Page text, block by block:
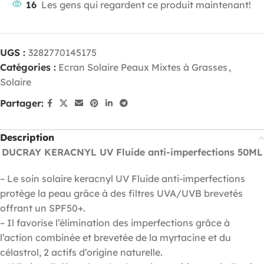
16 Les gens qui regardent ce produit maintenant!
UGS : 3282770145175
Catégories : Ecran Solaire Peaux Mixtes à Grasses ,
Solaire
Partager:
Description
DUCRAY KERACNYL UV Fluide anti-imperfections 50ML
– Le soin solaire keracnyl UV Fluide anti-imperfections
protège la peau grâce à des filtres UVA/UVB brevetés
offrant un SPF50+.
– Il favorise l’élimination des imperfections grâce à
l’action combinée et brevetée de la myrtacine et du
célastrol, 2 actifs d’origine naturelle.